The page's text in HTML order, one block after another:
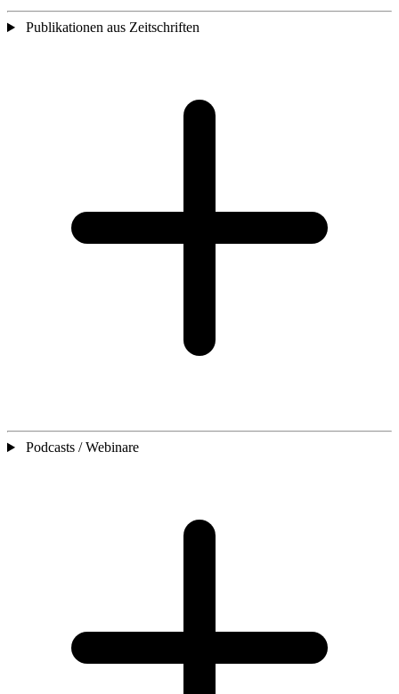
Publikationen aus Zeitschriften
Podcasts / Webinare